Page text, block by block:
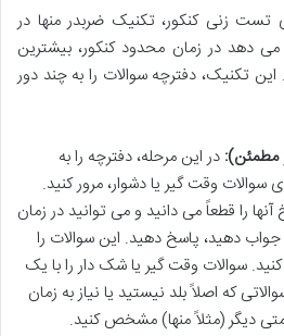
تست زنی کنکور، تکنیک ضربدر منها در
دهد در زمان محدود کنکور، بیشترین
این تکنیک، دفترچه سوالات را به چند دور
مطمئن): در این مرحله، دفترچه را به
وقت گیر یا دشوار، مرور کنید.
را قطعاً می دانید و می توانید در زمان
زیر ۳۰ ثانیه) جواب دهید، پاسخ دهید. این سوالات را
سوالات وقت گیر یا شک دار را با یک
که اصلاً بلد نیستید یا نیاز به زمان
دیگر (مثلاً منها) مشخص کنید.